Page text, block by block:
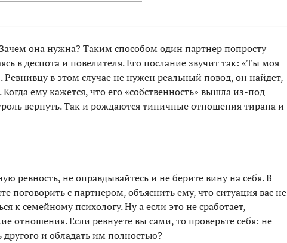
она нужна? Таким способом один партнер попросту
в деспота и повелителя. Его послание звучит так: «Ты моя
в этом случае не нужен реальный повод, он найдет,
ему кажется, что его «собственность» вышла из-под
вернуть. Так и рождаются типичные отношения тирана и
ревность, не оправдывайтесь и не берите вину на себя. В
поговорить с партнером, объяснить ему, что ситуация вас не
к семейному психологу. Ну а если это не сработает,
отношения. Если ревнуете вы сами, то проверьте себя: не
и обладать им полностью?